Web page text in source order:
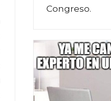
Congreso.